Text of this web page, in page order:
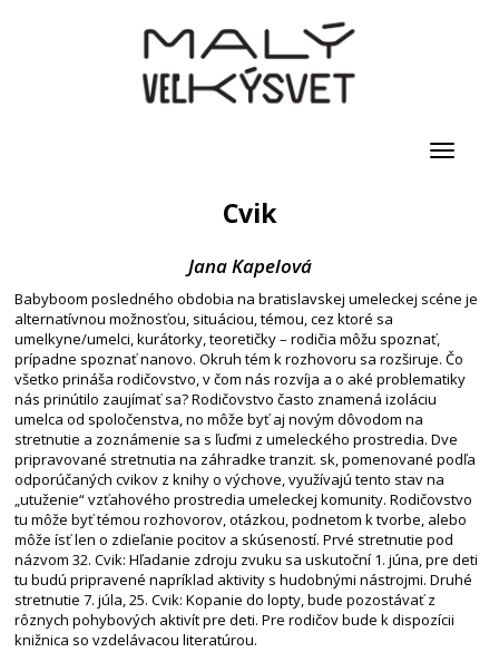
Toggle
Cvik
Jana Kapelová
Babyboom posledného obdobia na bratislavskej umeleckej scéne je
alternatívnou možnosťou, situáciou, témou, cez ktoré sa
umelkyne/umelci, kurátorky, teoretičky – rodičia môžu spoznať,
prípadne spoznať nanovo. Okruh tém k rozhovoru sa rozširuje. Čo
všetko prináša rodičovstvo, v čom nás rozvíja a o aké problematiky
nás prinútilo zaujímať sa? Rodičovstvo často znamená izoláciu
umelca od spoločenstva, no môže byť aj novým dôvodom na
stretnutie a zoznámenie sa s ľuďmi z umeleckého prostredia. Dve
pripravované stretnutia na záhradke tranzit. sk, pomenované podľa
odporúčaných cvikov z knihy o výchove, využívajú tento stav na
„utuženie“ vzťahového prostredia umeleckej komunity. Rodičovstvo
tu môže byť témou rozhovorov, otázkou, podnetom k tvorbe, alebo
môže ísť len o zdieľanie pocitov a skúseností. Prvé stretnutie pod
názvom 32. Cvik: Hľadanie zdroju zvuku sa uskutoční 1. júna, pre deti
tu budú pripravené napríklad aktivity s hudobnými nástrojmi. Druhé
stretnutie 7. júla, 25. Cvik: Kopanie do lopty, bude pozostávať z
rôznych pohybových aktivít pre deti. Pre rodičov bude k dispozícii
knižnica so vzdelávacou literatúrou.